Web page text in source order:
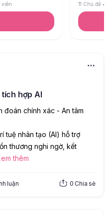
viên 11 Chủ đề
tích hợp AI
đoán chính xác - An tâm
tuệ nhân tạo (AI) hỗ trợ
thương nghi ngờ, kết
thêm
luận 0 Chia sẻ